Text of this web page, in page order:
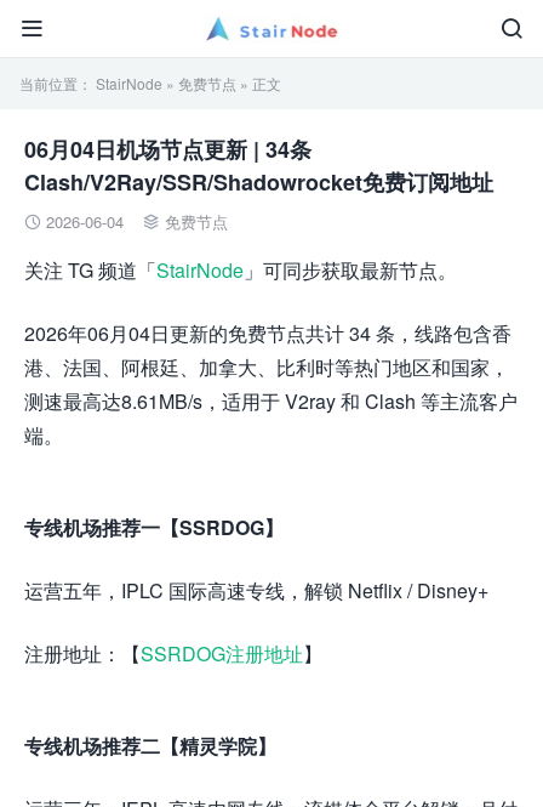


当前位置： StairNode » 免费节点 » 正文
06月04日机场节点更新 | 34条
Clash/V2Ray/SSR/Shadowrocket免费订阅地址
 2026-06-04  免费节点
关注 TG 频道「StairNode 」可同步获取最新节点。
2026年06月04日更新的免费节点共计 34 条，线路包含香
港、法国、阿根廷、加拿大、比利时等热门地区和国家，
测速最高达8.61MB/s，适用于 V2ray 和 Clash 等主流客户
端。
专线机场推荐一【SSRDOG】
运营五年，IPLC 国际高速专线，解锁 Netflix / Disney+
注册地址：【SSRDOG注册地址】
专线机场推荐二【精灵学院】